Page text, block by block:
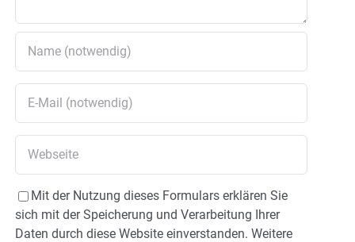
Mit der Nutzung dieses Formulars erklären Sie
sich mit der Speicherung und Verarbeitung Ihrer
Daten durch diese Website einverstanden. Weitere